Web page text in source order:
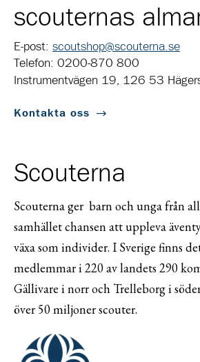
scouternas
E-post: scoutshop@scouterna.se
Telefon: 0200-870 800
Instrumentvägen 19, 126 53
Kontakta oss
Scouterna
Scouterna ger barn och unga från
samhället chansen att uppleva
växa som individer. I Sverige finns
medlemmar i 220 av landets 290
Gällivare i norr och Trelleborg i
över 50 miljoner scouter.